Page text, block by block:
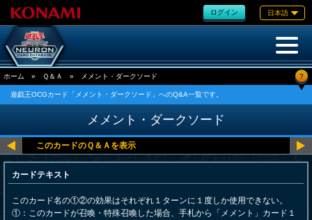
ログイン 日本語
ホーム » Ｑ＆Ａ » メメント・ダークソード ?
遊戯王OCGカード「メメント・ダークソード」へのQ&A一覧です。
メメント・ダークソード
カードテキスト
このカード名の①②の効果はそれぞれ１ターンに１度しか使用できない。
①：このカードが召喚・特殊召喚した場合、手札から「メメント」カード１